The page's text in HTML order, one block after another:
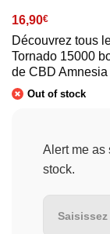
16,90€
Découvrez tous
Tornado 15000
de CBD
Out of stock
Alert me as
stock.